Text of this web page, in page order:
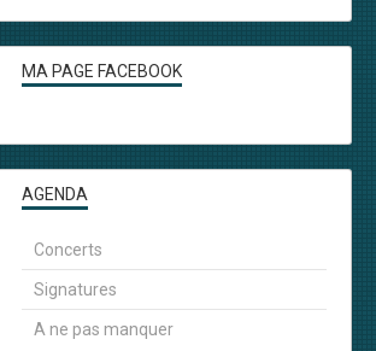
MA PAGE FACEBOOK
AGENDA
Concerts
Signatures
A ne pas manquer